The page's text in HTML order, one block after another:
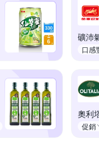
礦沛
口感
促銷